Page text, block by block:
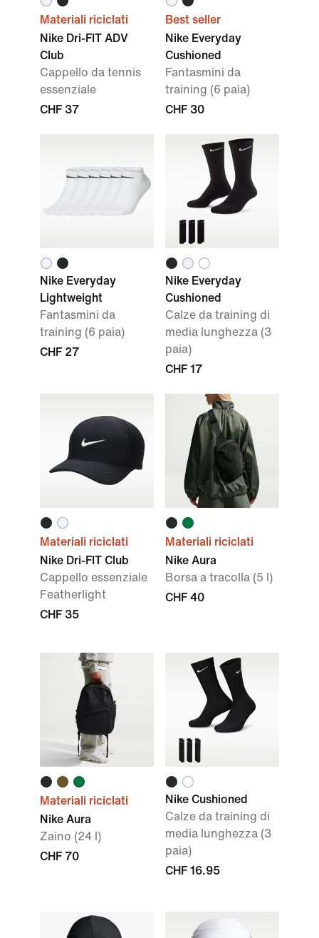
Materiali riciclati
Nike Dri-FIT ADV
Club
Cappello da tennis
essenziale
CHF 37
Best seller
Nike Everyday
Cushioned
Fantasmini da
training (6 paia)
CHF 30
Nike Everyday
Lightweight
Fantasmini da
training (6 paia)
CHF 27
Nike Everyday
Cushioned
Calze da training di
media lunghezza (3
paia)
CHF 17
Materiali riciclati
Nike Dri-FIT Club
Cappello essenziale
Featherlight
CHF 35
Materiali riciclati
Nike Aura
Borsa a tracolla (5 l)
CHF 40
Materiali riciclati
Nike Aura
Zaino (24 l)
CHF 70
Nike Cushioned
Calze da training di
media lunghezza (3
paia)
CHF 16.95